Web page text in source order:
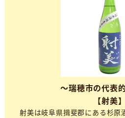
～瑞穂市の代表
【射美】
射美は岐阜県揖斐郡にある杉原